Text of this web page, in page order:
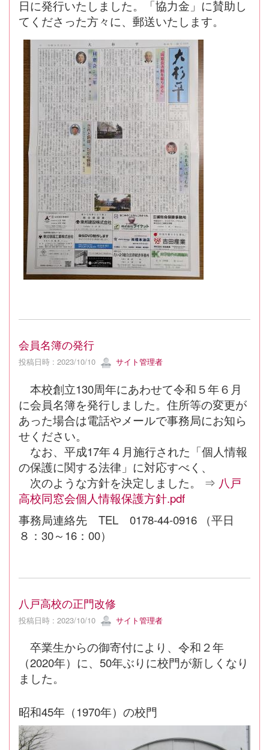
日に発行いたしました。「協力金」に賛助し
てくださった方々に、郵送いたします。
会員名簿の発行
投稿日時 : 2023/10/10 サイト管理者
本校創立130周年にあわせて令和５年６月
に会員名簿を発行しました。住所等の変更が
あった場合は電話やメールで事務局にお知ら
せください。
なお、平成17年４月施行された「個人情報
の保護に関する法律」に対応すべく、
次のような方針を決定しました。 ⇒ 八戸
高校同窓会個人情報保護方針.pdf
事務局連絡先 TEL 0178-44-0916 （平日
８：30～16：00）
八戸高校の正門改修
投稿日時 : 2023/10/10 サイト管理者
卒業生からの御寄付により、令和２年
（2020年）に、50年ぶりに校門が新しくなり
ました。
昭和45年（1970年）の校門